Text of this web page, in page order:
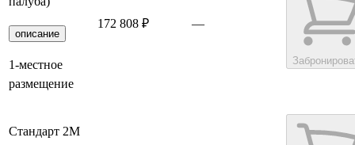
описание
1-местное
размещение
172 808 ₽ —
Стандарт 2M